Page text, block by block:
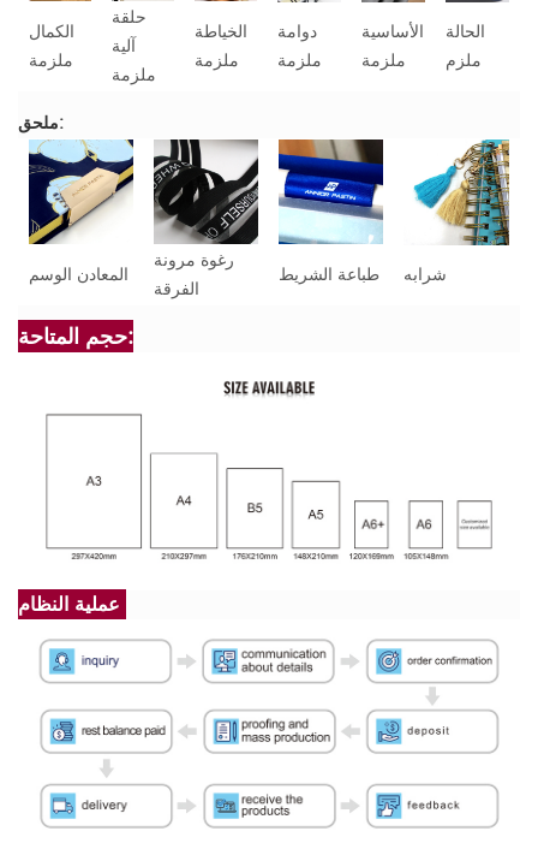
الكمال
ملزمة
حلقة
آلية
ملزمة
الخياطة
ملزمة
دوامة
ملزمة
الأساسية
ملزمة
الحالة
ملزم
ملحق:
المعادن الوسم
رغوة مرونة
الفرقة
طباعة الشريط شرابه
حجم المتاحة: